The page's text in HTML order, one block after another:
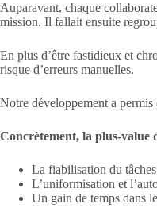
Auparavant, chaque
mission. Il fallait ensuite
En plus d’être fastidieux et
risque d’erreurs manuelles.
Notre développement a permis
Concrètement, la plus-value
La fiabilisation du
L’uniformisation et
Un gain de temps dans